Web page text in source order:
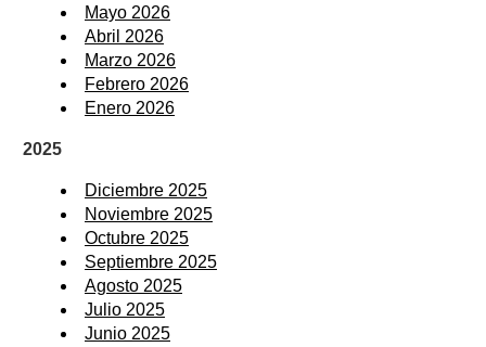
Mayo 2026
Abril 2026
Marzo 2026
Febrero 2026
Enero 2026
2025
Diciembre 2025
Noviembre 2025
Octubre 2025
Septiembre 2025
Agosto 2025
Julio 2025
Junio 2025